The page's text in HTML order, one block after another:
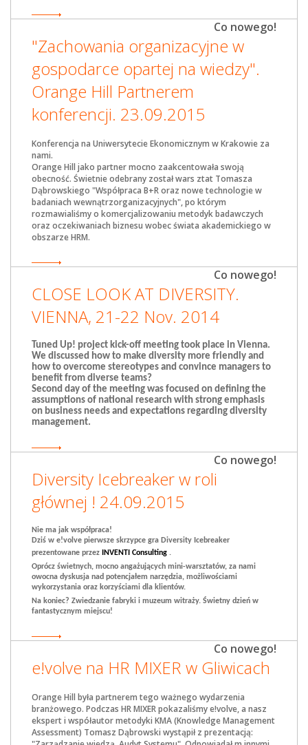
Co nowego!
"Zachowania organizacyjne w
gospodarce opartej na wiedzy".
Orange Hill Partnerem
konferencji. 23.09.2015
Konferencja na Uniwersytecie Ekonomicznym w Krakowie za
nami.
Orange Hill jako partner mocno zaakcentowała swoją
obecność. Świetnie odebrany został wars ztat Tomasza
Dąbrowskiego "Współpraca B+R oraz nowe technologie w
badaniach wewnątrzorganizacyjnych", po którym
rozmawialiśmy o komercjalizowaniu metodyk badawczych
oraz oczekiwaniach biznesu wobec świata akademickiego w
obszarze HRM.
Co nowego!
CLOSE LOOK AT DIVERSITY.
VIENNA, 21-22 Nov. 2014
Tuned Up! project kick-off meeting took place in Vienna.
We discussed how to make diversity more friendly and
how to overcome stereotypes and convince managers to
benefit from diverse teams?
Second day of the meeting was focused on defining the
assumptions of national research with strong emphasis
on business needs and expectations regarding diversity
management.
Co nowego!
Diversity Icebreaker w roli
głównej ! 24.09.2015
Nie ma jak współpraca!
Dziś w e!volve pierwsze skrzypce gra Diversity Icebreaker
prezentowane przez
INVENTI Consulting .
Oprócz świetnych, mocno angażujących mini-warsztatów, za nami
owocna dyskusja nad potencjałem narzędzia, możliwościami
wykorzystania oraz korzyściami dla klientów.
Na koniec? Zwiedzanie fabryki i muzeum witraży. Świetny dzień w
fantastycznym miejscu!
Co nowego!
e!volve na HR MIXER w Gliwicach
Orange Hill była partnerem tego ważnego wydarzenia
branżowego. Podczas HR MIXER pokazaliśmy e!volve, a nasz
ekspert i współautor metodyki KMA (Knowledge Management
Assessment) Tomasz Dąbrowski wystąpił z prezentacją: